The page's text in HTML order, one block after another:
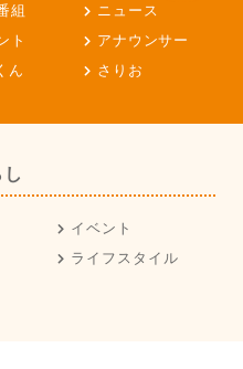
組
ニュース
ト
アナウンサー
ん さりお
イベント
ライフスタイル